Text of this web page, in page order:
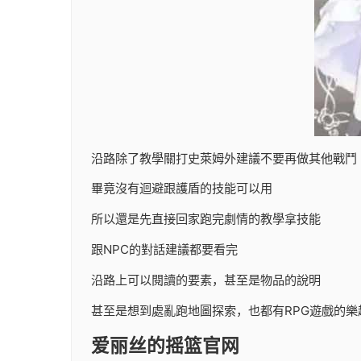
沿路除了教學關打史萊姆外建議不要再做其他戰鬥
畢竟沒有迴避跟護盾的技能可以用
所以還是先直接回家跑完劇情的教學拿技能
跟NPC的對話建議都要看完
沿路上可以閱讀的要素，甚至是物品的說明
甚至是想到處亂跑地圖探索，也都有RPG遊戲的樂
爱丽丝的摇篮官网